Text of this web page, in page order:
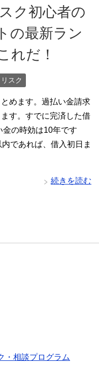
ク初心者の
の最新ラン
れだ！
スク
めます。過払い金請求
す。すでに完済した借
の時効は10年です
であれば、借入初日ま
続きを読む
・相談プログラム